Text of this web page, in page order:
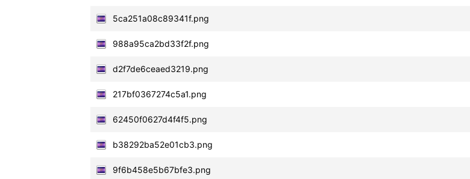
5ca251a08c89341f.png
988a95ca2bd33f2f.png
d2f7de6ceaed3219.png
217bf0367274c5a1.png
62450f0627d4f4f5.png
b38292ba52e01cb3.png
9f6b458e5b67bfe3.png